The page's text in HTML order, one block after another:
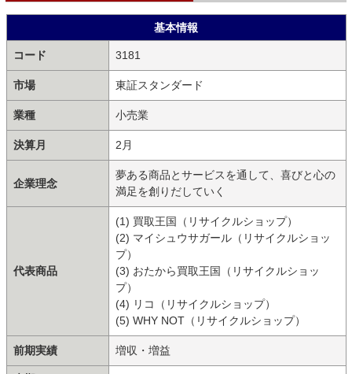
基本情報
コード 3181
市場 東証スタンダード
業種 小売業
決算月 2月
企業理念
夢ある商品とサービスを通して、喜びと心の
満足を創りだしていく
代表商品
(1) 買取王国（リサイクルショップ）
(2) マイシュウサガール（リサイクルショッ
プ）
(3) おたから買取王国（リサイクルショッ
プ）
(4) リコ（リサイクルショップ）
(5) WHY NOT（リサイクルショップ）
前期実績 増収・増益